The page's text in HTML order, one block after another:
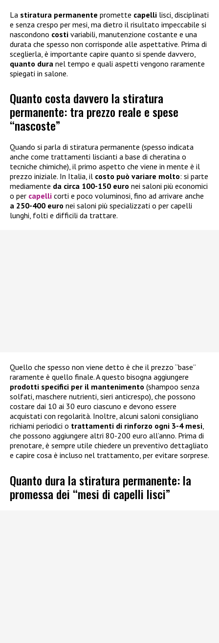
La stiratura permanente promette capelli lisci, disciplinati
e senza crespo per mesi, ma dietro il risultato impeccabile si
nascondono costi variabili, manutenzione costante e una
durata che spesso non corrisponde alle aspettative. Prima di
sceglierla, è importante capire quanto si spende davvero,
quanto dura nel tempo e quali aspetti vengono raramente
spiegati in salone.
Quanto costa davvero la stiratura
permanente: tra prezzo reale e spese
“nascoste”
Quando si parla di stiratura permanente (spesso indicata
anche come trattamenti liscianti a base di cheratina o
tecniche chimiche), il primo aspetto che viene in mente è il
prezzo iniziale. In Italia, il costo può variare molto: si parte
mediamente da circa 100-150 euro nei saloni più economici
o per capelli corti e poco voluminosi, fino ad arrivare anche
a 250-400 euro nei saloni più specializzati o per capelli
lunghi, folti e difficili da trattare.
Quello che spesso non viene detto è che il prezzo “base”
raramente è quello finale. A questo bisogna aggiungere
prodotti specifici per il mantenimento (shampoo senza
solfati, maschere nutrienti, sieri anticrespo), che possono
costare dai 10 ai 30 euro ciascuno e devono essere
acquistati con regolarità. Inoltre, alcuni saloni consigliano
richiami periodici o trattamenti di rinforzo ogni 3-4 mesi,
che possono aggiungere altri 80-200 euro all’anno. Prima di
prenotare, è sempre utile chiedere un preventivo dettagliato
e capire cosa è incluso nel trattamento, per evitare sorprese.
Quanto dura la stiratura permanente: la
promessa dei “mesi di capelli lisci”